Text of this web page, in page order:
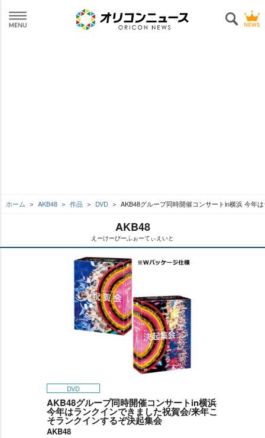
ホーム AKB48 作品 DVD AKB48グループ同時開催コンサートin横浜 今年
AKB48
えーけーびーふぉーてぃえいと
DVD
AKB48グループ同時開催コンサートin横浜
今年はランクインできました祝賀会/来年こ
そランクインするぞ決起集会
AKB48